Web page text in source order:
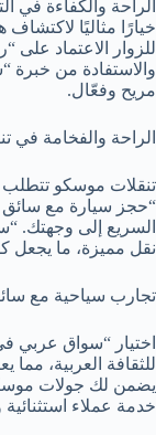
الراحة والكفاءة في
خيارًا مثاليًا
للزوار الاعتماد
والاستفادة من
مريح وفعّال.
الراحة والفخامة في
تنقلات موسكو تتطلب
“حجز سيارة مع سائق
السريع إلى وجهتك.
نقل مميزة، ما يجعل
تجارب سياحية مع
اختيار “سواق عربي
للثقافة العربية،
يضمن لك جولات
خدمة عملاء